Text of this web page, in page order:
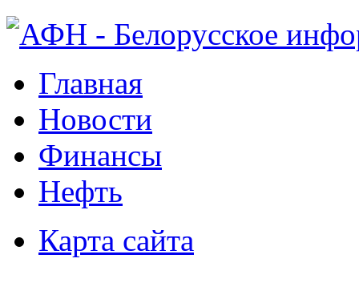
Главная
Новости
Финансы
Нефть
Карта сайта